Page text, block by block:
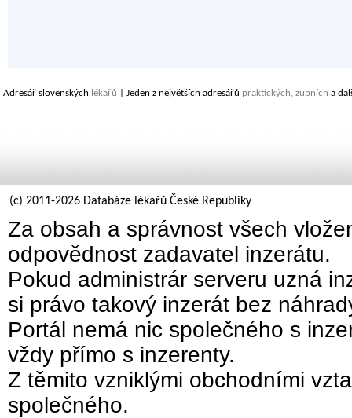
Adresář slovenských lékařů | Jeden z největších adresářů praktických, zubních a
(c) 2011-2026 Databáze lékařů České Republiky
Za obsah a správnost všech
odpovědnost zadavatel inzerátu.
Pokud administrár serveru uzná
si právo takový inzerát bez
Portál nemá nic společného s
vždy přímo s inzerenty.
Z těmito vzniklými obchodními
společného.